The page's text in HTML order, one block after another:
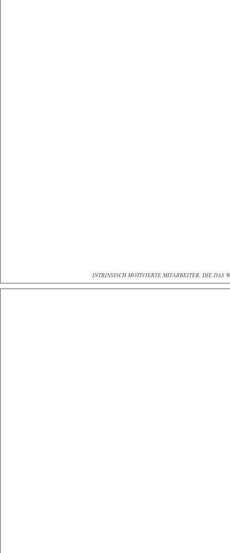
INTRINSISCH MOTIVIERTE MITARBEITER, DIE DAS